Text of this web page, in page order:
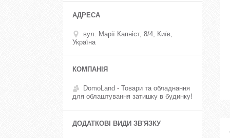
вул. Марії Капніст, 8/4, Київ,
Україна
DomoLand - Товари та обладнання
для облаштування затишку в будинку!